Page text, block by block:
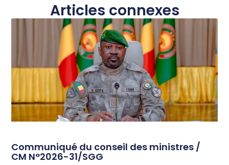
Articles connexes
Communiqué du conseil des ministres /
CM N°2026-31/SGG